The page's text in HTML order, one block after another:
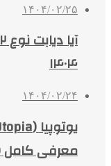
۱۴۰۴/۰۲/۲۵
۱۴۰۴
۱۴۰۴/۰۲/۲۴
معرفی کامل UUSD + آموزش خرید از مهران بیت